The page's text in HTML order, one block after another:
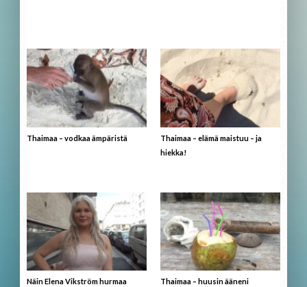
Thaimaa – vodkaa ämpäristä
Thaimaa – elämä maistuu – ja
hiekka!
Näin Elena Vikström hurmaa
Thaimaa – huusin ääneni